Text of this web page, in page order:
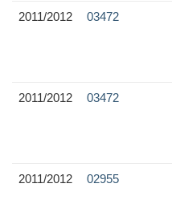
2011/2012 03472
2011/2012 03472
2011/2012 02955